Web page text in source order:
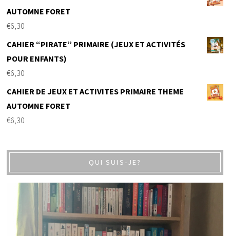
AUTOMNE FORET
€6,30
CAHIER “PIRATE” PRIMAIRE (JEUX ET ACTIVITÉS
POUR ENFANTS)
€6,30
CAHIER DE JEUX ET ACTIVITES PRIMAIRE THEME
AUTOMNE FORET
€6,30
QUI SUIS-JE?